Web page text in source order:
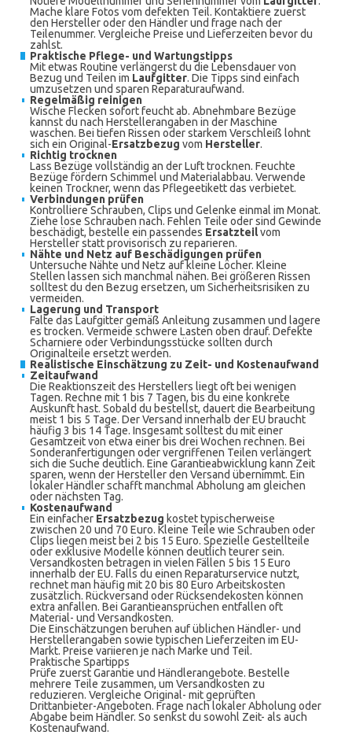
Mache klare Fotos vom defekten Teil. Kontaktiere zuerst
den Hersteller oder den Händler und frage nach der
Teilenummer. Vergleiche Preise und Lieferzeiten bevor du
zahlst.
Praktische Pflege- und Wartungstipps
Mit etwas Routine verlängerst du die Lebensdauer von
Bezug und Teilen im Laufgitter. Die Tipps sind einfach
umzusetzen und sparen Reparaturaufwand.
Regelmäßig reinigen
Wische Flecken sofort feucht ab. Abnehmbare Bezüge
kannst du nach Herstellerangaben in der Maschine
waschen. Bei tiefen Rissen oder starkem Verschleiß lohnt
sich ein Original-Ersatzbezug vom Hersteller.
Richtig trocknen
Lass Bezüge vollständig an der Luft trocknen. Feuchte
Bezüge fördern Schimmel und Materialabbau. Verwende
keinen Trockner, wenn das Pflegeetikett das verbietet.
Verbindungen prüfen
Kontrolliere Schrauben, Clips und Gelenke einmal im Monat.
Ziehe lose Schrauben nach. Fehlen Teile oder sind Gewinde
beschädigt, bestelle ein passendes Ersatzteilvom
Hersteller statt provisorisch zu reparieren.
Nähte und Netz auf Beschädigungen prüfen
Untersuche Nähte und Netz auf kleine Löcher. Kleine
Stellen lassen sich manchmal nähen. Bei größeren Rissen
solltest du den Bezug ersetzen, um Sicherheitsrisiken zu
vermeiden.
Lagerung und Transport
Falte das Laufgitter gemäß Anleitung zusammen und lagere
es trocken. Vermeide schwere Lasten oben drauf. Defekte
Scharniere oder Verbindungsstücke sollten durch
Originalteile ersetzt werden.
Realistische Einschätzung zu Zeit- und Kostenaufwand
Zeitaufwand
Die Reaktionszeit des Herstellers liegt oft bei wenigen
Tagen. Rechne mit 1 bis 7 Tagen, bis du eine konkrete
Auskunft hast. Sobald du bestellst, dauert die Bearbeitung
meist 1 bis 5 Tage. Der Versand innerhalb der EU braucht
häufig 3 bis 14 Tage. Insgesamt solltest du mit einer
Gesamtzeit von etwa einer bis drei Wochen rechnen. Bei
Sonderanfertigungen oder vergriffenen Teilen verlängert
sich die Suche deutlich. Eine Garantieabwicklung kann Zeit
sparen, wenn der Hersteller den Versand übernimmt. Ein
lokaler Händler schafft manchmal Abholung am gleichen
oder nächsten Tag.
Kostenaufwand
Ein einfacher Ersatzbezug kostet typischerweise
zwischen 20 und 70 Euro. Kleine Teile wie Schrauben oder
Clips liegen meist bei 2 bis 15 Euro. Spezielle Gestellteile
oder exklusive Modelle können deutlich teurer sein.
Versandkosten betragen in vielen Fällen 5 bis 15 Euro
innerhalb der EU. Falls du einen Reparaturservice nutzt,
rechnet man häufig mit 20 bis 80 Euro Arbeitskosten
zusätzlich. Rückversand oder Rücksendekosten können
extra anfallen. Bei Garantieansprüchen entfallen oft
Material- und Versandkosten.
Die Einschätzungen beruhen auf üblichen Händler- und
Herstellerangaben sowie typischen Lieferzeiten im EU-
Markt. Preise variieren je nach Marke und Teil.
Praktische Spartipps
Prüfe zuerst Garantie und Händlerangebote. Bestelle
mehrere Teile zusammen, um Versandkosten zu
reduzieren. Vergleiche Original- mit geprüften
Drittanbieter-Angeboten. Frage nach lokaler Abholung oder
Abgabe beim Händler. So senkst du sowohl Zeit- als auch
Kostenaufwand.